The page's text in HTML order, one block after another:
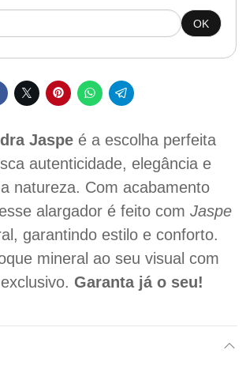
OK
Jaspe é a escolha perfeita
autenticidade, elegância e
natureza. Com acabamento
alargador é feito com Jaspe
garantindo estilo e conforto.
mineral ao seu visual com
Garanta já o seu!